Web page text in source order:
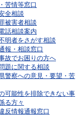
苦情等窓口
全相談
被害者相談
話相談案内
明者をさがす相談
報・相談窓口
故でお困りの方へ
題に関する相談
警察への意見・要望・苦
可能性を排除できない事
る方々
反情報通報窓口